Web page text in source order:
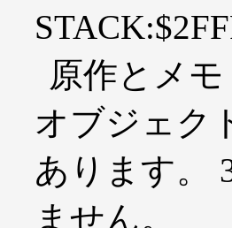
原作とメ
オブジェク
あります。
ません。